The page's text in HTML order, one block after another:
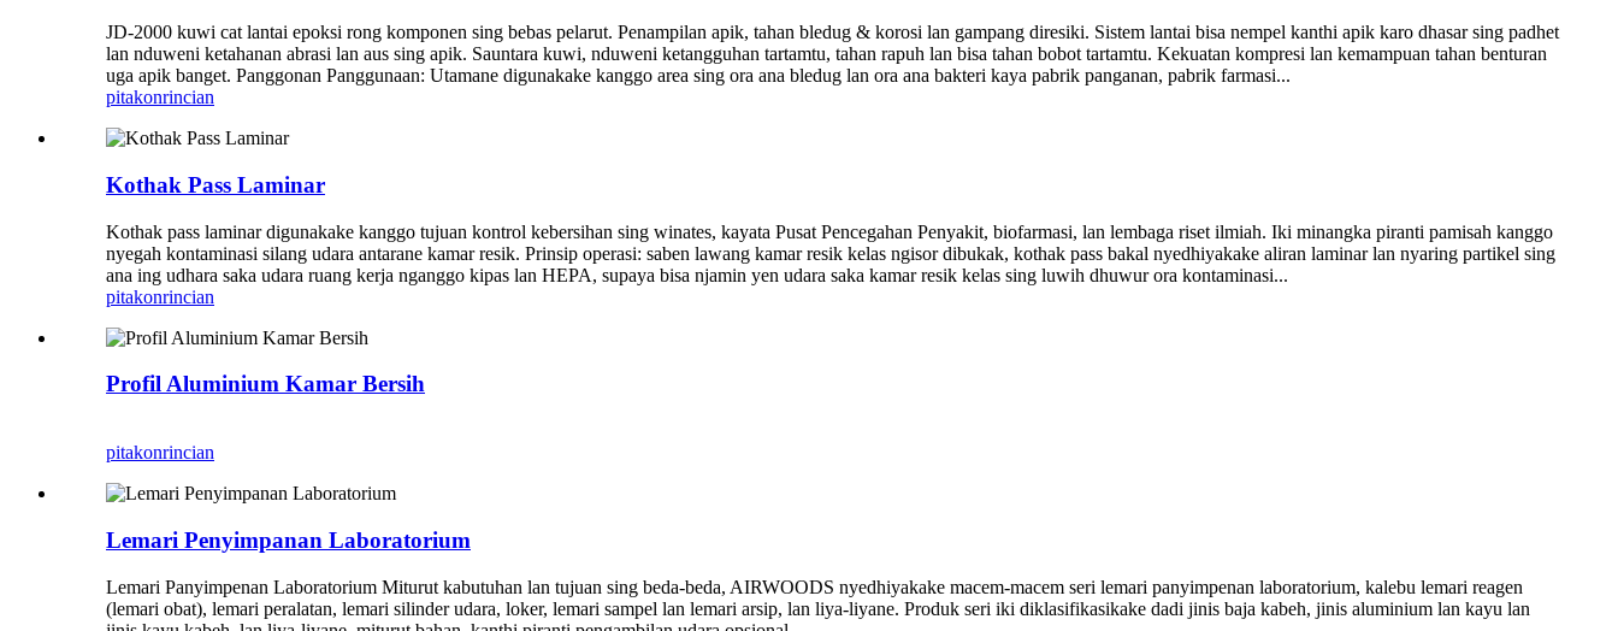
JD-2000 kuwi cat lantai epoksi rong komponen sing bebas pelarut. Penampilan apik, tahan bledug & korosi lan gampang diresiki. Sistem lantai bisa nempel kanthi apik karo dhasar sing padhet
lan nduweni ketahanan abrasi lan aus sing apik. Sauntara kuwi, nduweni ketangguhan tartamtu, tahan rapuh lan bisa tahan bobot tartamtu. Kekuatan kompresi lan kemampuan tahan benturan
uga apik banget. Panggonan Panggunaan: Utamane digunakake kanggo area sing ora ana bledug lan ora ana bakteri kaya pabrik panganan, pabrik farmasi...
pitakonrincian
Kothak Pass Laminar
Kothak pass laminar digunakake kanggo tujuan kontrol kebersihan sing winates, kayata Pusat Pencegahan Penyakit, biofarmasi, lan lembaga riset ilmiah. Iki minangka piranti pamisah kanggo
nyegah kontaminasi silang udara antarane kamar resik. Prinsip operasi: saben lawang kamar resik kelas ngisor dibukak, kothak pass bakal nyedhiyakake aliran laminar lan nyaring partikel sing
ana ing udhara saka udara ruang kerja nganggo kipas lan HEPA, supaya bisa njamin yen udara saka kamar resik kelas sing luwih dhuwur ora kontaminasi...
pitakonrincian
Profil Aluminium Kamar Bersih
pitakonrincian
Lemari Penyimpanan Laboratorium
Lemari Panyimpenan Laboratorium Miturut kabutuhan lan tujuan sing beda-beda, AIRWOODS nyedhiyakake macem-macem seri lemari panyimpenan laboratorium, kalebu lemari reagen
(lemari obat), lemari peralatan, lemari silinder udara, loker, lemari sampel lan lemari arsip, lan liya-liyane. Produk seri iki diklasifikasikake dadi jinis baja kabeh, jinis aluminium lan kayu lan